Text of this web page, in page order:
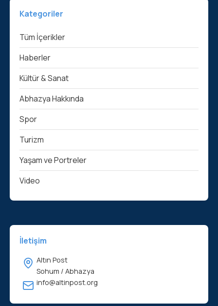
Kategoriler
Tüm İçerikler
Haberler
Kültür & Sanat
Abhazya Hakkında
Spor
Turizm
Yaşam ve Portreler
Video
İletişim
Altın Post
Sohum / Abhazya
info@altinpost.org